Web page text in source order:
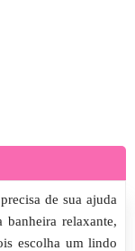
de sua ajuda
relaxante,
escolha um lindo